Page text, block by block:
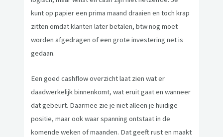
kunt op papier een prima maand draaien en toch krap
zitten omdat klanten later betalen, btw nog moet
worden afgedragen of een grote investering net is
gedaan.
Een goed cashflow overzicht laat zien wat er
daadwerkelijk binnenkomt, wat eruit gaat en wanneer
dat gebeurt. Daarmee zie je niet alleen je huidige
positie, maar ook waar spanning ontstaat in de
komende weken of maanden. Dat geeft rust en maakt